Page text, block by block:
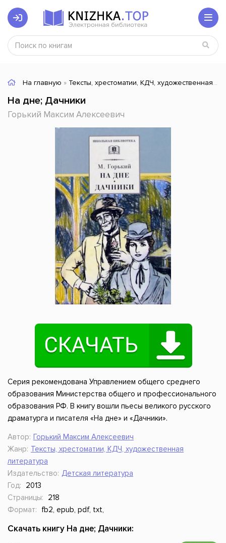
На главную » Тексты, хрестоматии, КДЧ, художественная литература
На дне; Дачники
Горький Максим Алексеевич
Серия рекомендована Управлением общего среднего
образования Министерства общего и профессионального
образования РФ. В книгу вошли пьесы великого русского
драматурга и писателя «На дне» и «Дачники».
Автор: Горький Максим Алексеевич
Жанр: Тексты, хрестоматии, КДЧ, художественная
литература
Издательство: Детская литература
Год:
2013
Страницы:
218
Формат:
fb2, epub, pdf, txt,
Скачать книгу На дне; Дачники: